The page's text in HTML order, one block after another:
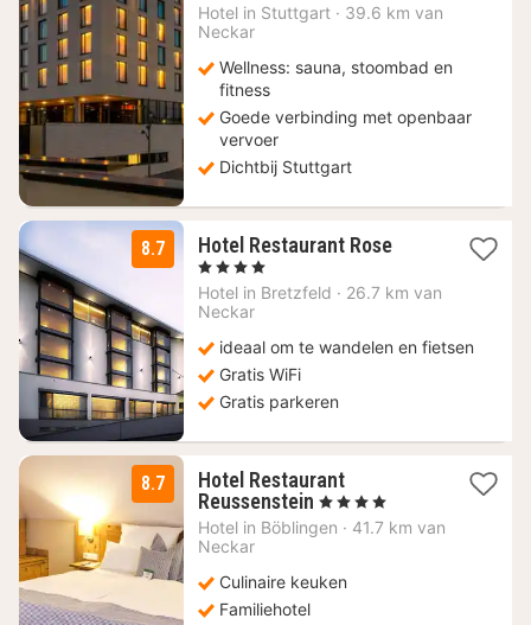
94
Hotel in Stuttgart · 39.6 km van
Neckar
Wellness: sauna, stoombad en
fitness
Goede verbinding met openbaar
vervoer
Dichtbij Stuttgart
8.7 Hotel Restaurant Rose3
vanaf
, 4 Sterren
Hotel in Bretzfeld · 26.7 km van
Neckar
ideaal om te wandelen en fietsen
Gratis WiFi
Gratis parkeren
8.7
Hotel Restaurant
Reussenstein 2
nachten
vanaf
€
, 4 Sterren
Hotel in Böblingen · 41.7 km van
Neckar
Culinaire keuken
Familiehotel